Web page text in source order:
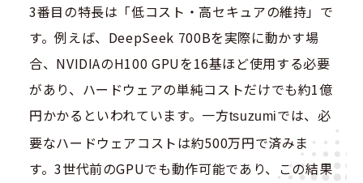
3番目の特長は「低コスト・高セキュアの維持」で
す。例えば、DeepSeek 700Bを実際に動かす場
合、NVIDIAのH100 GPUを16基ほど使用する必要
があり、ハードウェアの単純コストだけでも約1億
円かかるといわれています。一方tsuzumiでは、必
要なハードウェアコストは約500万円で済みま
す。3世代前のGPUでも動作可能であり、この結果